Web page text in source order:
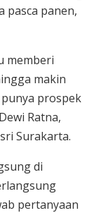
pasca panen,
memberi
makin
prospek
Ratna,
Surakarta.
di
pertanyaan